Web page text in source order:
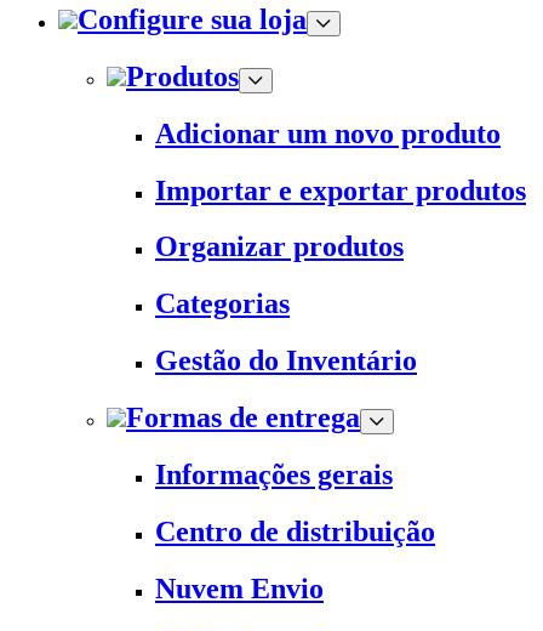
Configure sua loja
Produtos
Adicionar um novo produto
Importar e exportar produtos
Organizar produtos
Categorias
Gestão do Inventário
Formas de entrega
Informações gerais
Centro de distribuição
Nuvem Envio